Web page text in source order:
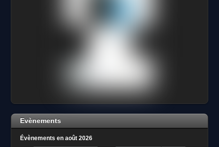
Evènements
Évènements en août 2026